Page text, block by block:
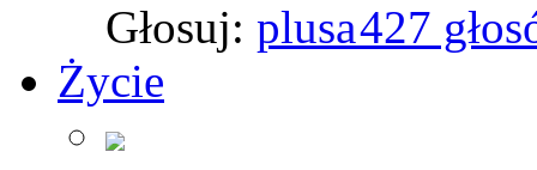
Głosuj:
427
Życie